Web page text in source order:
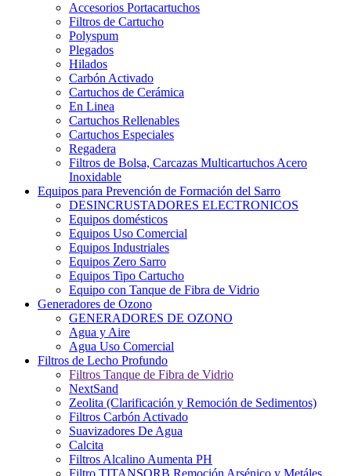
Accesorios Portacartuchos
Filtros de Cartucho
Polyspum
Plegados
Hilados
Carbón Activado
Cartuchos de Cerámica
En Linea
Cartuchos Rellenables
Cartuchos Especiales
Regadera
Filtros de Bolsa, Carcazas Multicartuchos Acero
Inoxidable
Equipos para Prevención de Formación del Sarro
DESINCRUSTADORES ELECTRONICOS
Equipos domésticos
Equipos Uso Comercial
Equipos Industriales
Equipos Zero Sarro
Equipos Tipo Cartucho
Equipo con Tanque de Fibra de Vidrio
Generadores de Ozono
GENERADORES DE OZONO
Agua y Aire
Agua Uso Comercial
Filtros de Lecho Profundo
Filtros Tanque de Fibra de Vidrio
NextSand
Zeolita (Clarificación y Remoción de Sedimentos)
Filtros Carbón Activado
Suavizadores De Agua
Calcita
Filtros Alcalino Aumenta PH
Filtro TITANSORB Remoción Arsénico y Metáles